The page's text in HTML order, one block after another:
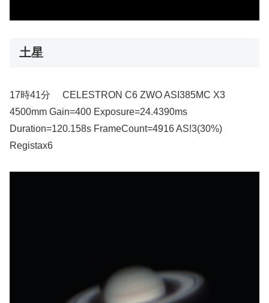
土星
17時41分 CELESTRON C6 ZWO ASI385MC X3
4500mm Gain=400 Exposure=24.4390ms
Duration=120.158s FrameCount=4916 AS!3(30%)
Registax6